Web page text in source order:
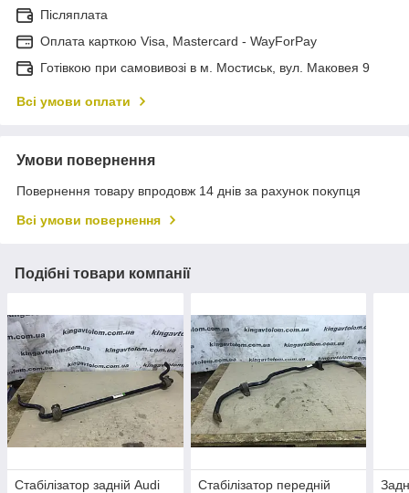
Післяплата
Оплата карткою Visa, Mastercard - WayForPay
Готівкою при самовивозі в м. Мостиськ, вул. Маковея 9
Всі умови оплати
Умови повернення
Повернення товару впродовж 14 днів за рахунок покупця
Всі умови повернення
Подібні товари компанії
Стабілізатор задній Audi
Стабілізатор передній